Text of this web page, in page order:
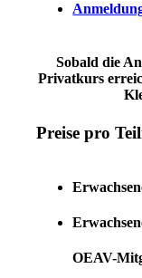
Sobald die
Privatkurs
Preise pro
OEAV-